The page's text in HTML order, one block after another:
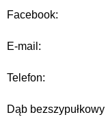
Facebook:
E-mail:
Telefon:
Dąb